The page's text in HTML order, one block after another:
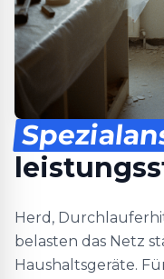
Herd,
belasten das Netz
Haushaltsgeräte.